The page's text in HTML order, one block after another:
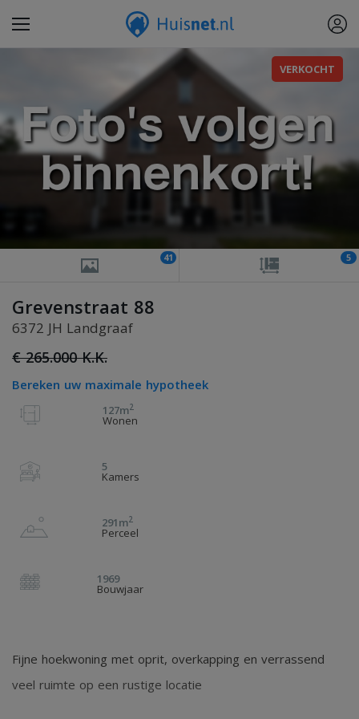
VERKOCHT
41 5
Grevenstraat 88
6372 JH Landgraaf
€ 265.000 K.K.
Bereken uw maximale hypotheek
127m2
Wonen
5
Kamers
291m2
Perceel
1969
Bouwjaar
Fijne hoekwoning met oprit, overkapping en verrassend
veel ruimte op een rustige locatie